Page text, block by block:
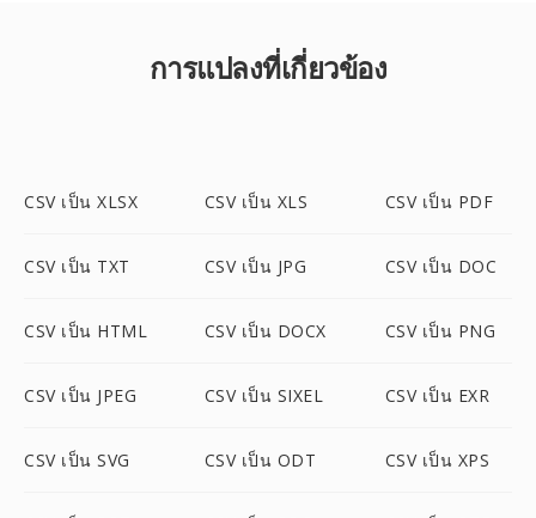
การแปลงที่เกี่ยวข้อง
CSV เป็น XLSX CSV เป็น XLS CSV เป็น PDF
CSV เป็น TXT CSV เป็น JPG CSV เป็น DOC
CSV เป็น HTML CSV เป็น DOCX CSV เป็น PNG
CSV เป็น JPEG CSV เป็น SIXEL CSV เป็น EXR
CSV เป็น SVG CSV เป็น ODT CSV เป็น XPS